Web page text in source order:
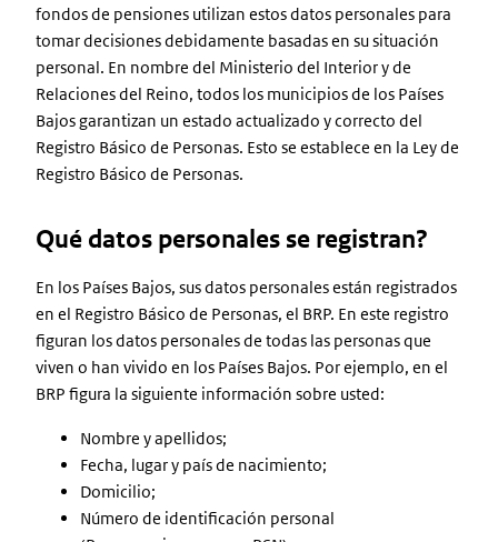
fondos de pensiones utilizan estos datos personales para
tomar decisiones debidamente basadas en su situación
personal. En nombre del Ministerio del Interior y de
Relaciones del Reino, todos los municipios de los Países
Bajos garantizan un estado actualizado y correcto del
Registro Básico de Personas. Esto se establece en la Ley de
Registro Básico de Personas.
Qué datos personales se registran?
En los Países Bajos, sus datos personales están registrados
en el Registro Básico de Personas, el BRP. En este registro
figuran los datos personales de todas las personas que
viven o han vivido en los Países Bajos. Por ejemplo, en el
BRP figura la siguiente información sobre usted:
Nombre y apellidos;
Fecha, lugar y país de nacimiento;
Domicilio;
Número de identificación personal